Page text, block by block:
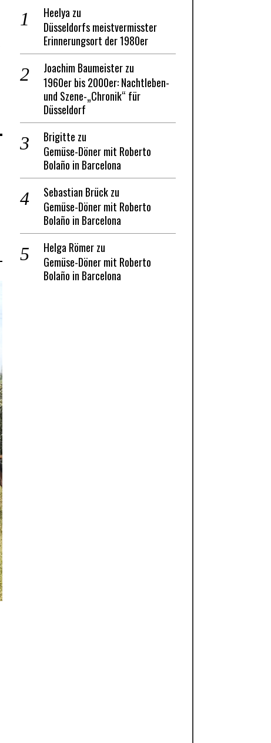
Heelya zu
Düsseldorfs meistvermisster
Erinnerungsort der 1980er
Joachim Baumeisterzu
1960er bis 2000er: Nachtleben-
und Szene-„Chronik“ für
Düsseldorf
Brigitte zu
Gemüse-Döner mit Roberto
Bolaño in Barcelona
Sebastian Brückzu
Gemüse-Döner mit Roberto
Bolaño in Barcelona
Helga Römerzu
Gemüse-Döner mit Roberto
Bolaño in Barcelona